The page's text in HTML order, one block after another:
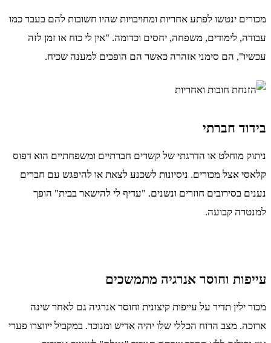
מכורים ינטשו לפתע אחריות ומחויבויות שהיו חשובות להם בעבר כמו
עבודה, לימודים, משפחה, יחסים וכדומה. "אין לי כוח או זמן לזה
עכשיו", הם סימני אזהרה כאשר הם הופכים למענה שכיח.
בידוד חברתי
ניתוק מוחלט או הדרגתי של קשרים חברתיים ומשפחתיים הוא דפוס
קלאסי אצל מכורים. ניסיונות לשכנע לצאת או להיפגש עם חברים
נענים בסירובים חוזרים ונשנים. "עדיף לי להישאר בבית" הופך
למנטרה קבועה.
עייפות וחוסר אנרגיה מתמשכים
מכור ילין תדיר על עייפות קיצונית וחוסר אנרגיה גם לאחר שינה
ארוכה. מצב הרוח הכללי שלו יהיה אדיש ומנוכר. במקביל ייווצרו פערי